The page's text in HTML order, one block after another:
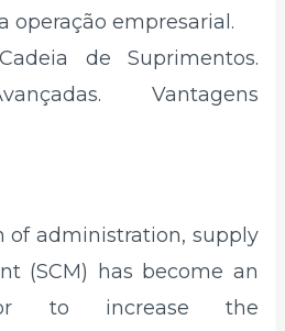
operação empresarial.
Cadeia de Suprimentos.
Vantagens
of administration, supply
(SCM) has become an
to increase the